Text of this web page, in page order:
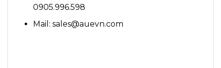
0905.996.598
Mail: sales@auevn.com